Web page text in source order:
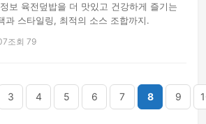
보 육전덮밥을 더 맛있고 건강하게 즐기는
과 스타일링, 최적의 소스 조합까지.
조회 79
3 4 5 6 7 8 9